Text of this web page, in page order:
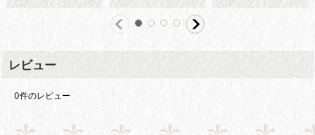
レビュー
0件のレビュー